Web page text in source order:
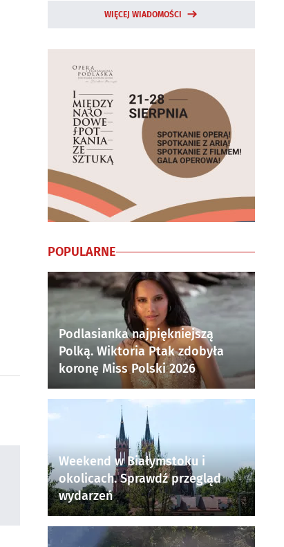
WIĘCEJ WIADOMOŚCI
POPULARNE
Podlasianka najpiękniejszą
Polką. Wiktoria Ptak zdobyła
koronę Miss Polski 2026
Weekend w Białymstoku i
okolicach. Sprawdź przegląd
wydarzeń